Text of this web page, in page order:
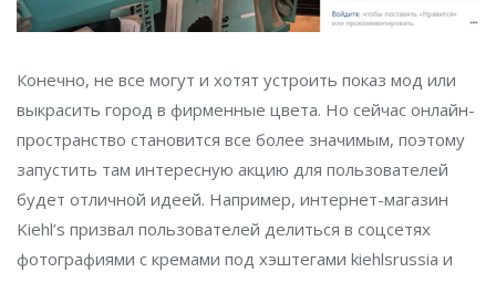
Конечно, не все могут и хотят устроить показ мод или
выкрасить город в фирменные цвета. Но сейчас онлайн-
пространство становится все более значимым, поэтому
запустить там интересную акцию для пользователей
будет отличной идеей. Например, интернет-магазин
Kiehl’s призвал пользователей делиться в соцсетях
фотографиями с кремами под хэштегами kiehlsrussia и